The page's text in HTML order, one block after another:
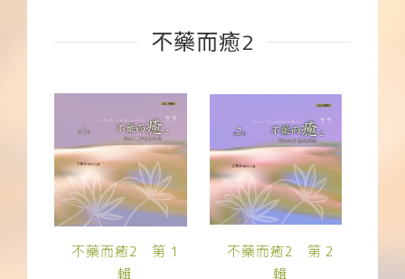
不藥而癒2
不藥而癒2 第 1
輯
不藥而癒2 第 2
輯